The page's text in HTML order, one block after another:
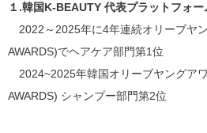
１.韓国K-BEAUTY 代表プラットフォ
2022～2025年に4年連続オリーブヤ
AWARDS)でヘアケア部門第1位
2024~2025年韓国オリーブヤングア
AWARDS) シャンプー部門第2位